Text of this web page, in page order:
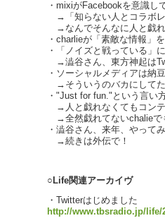
・mixiがFacebookを意識し
→「知らない人とコラボ
→なんでそんなに人と戯
・charlieが「素敵な情報」
・「ノイズと戦っている」
→澁谷さん、東方神起は
・ソーシャルメディアは納
→そういうのバカにして
・"Just for fun."という言い
→人と戯れなくてもコン
→全然戯れてないchalieで
・澁谷さん、来年、やって
→続きは外伝で！
○Life関連アーカイヴ
・Twitterはじめました
http://www.tbsradio.jp/life/